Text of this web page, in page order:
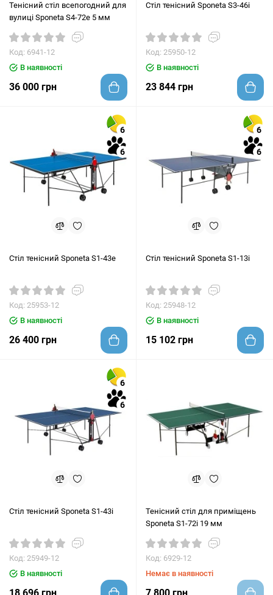
Тенісний стіл всепогодний для
вулиці Sponeta S4-72e 5 мм
Код: 6941-12
В наявності
36 000 грн
Стіл тенісний Sponeta S3-46i
Код: 25950-12
В наявності
23 844 грн
6
6
Стіл тенісний Sponeta S1-43e
Код: 25953-12
В наявності
26 400 грн
6
6
Стіл тенісний Sponeta S1-13i
Код: 25948-12
В наявності
15 102 грн
6
6
Стіл тенісний Sponeta S1-43i
Код: 25949-12
В наявності
Тенісний стіл для приміщень
Sponeta S1-72i 19 мм
Код: 6929-12
Немає в наявності